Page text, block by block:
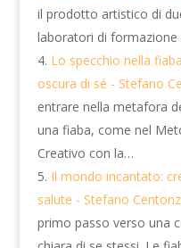
il prodotto artistico di
laboratori di
Lo specchio nella
oscura di sé - Stefano
entrare nella metafora
una fiaba, come nel
Creativo con la…
Il mondo incantato:
salute - Stefano
primo passo verso una